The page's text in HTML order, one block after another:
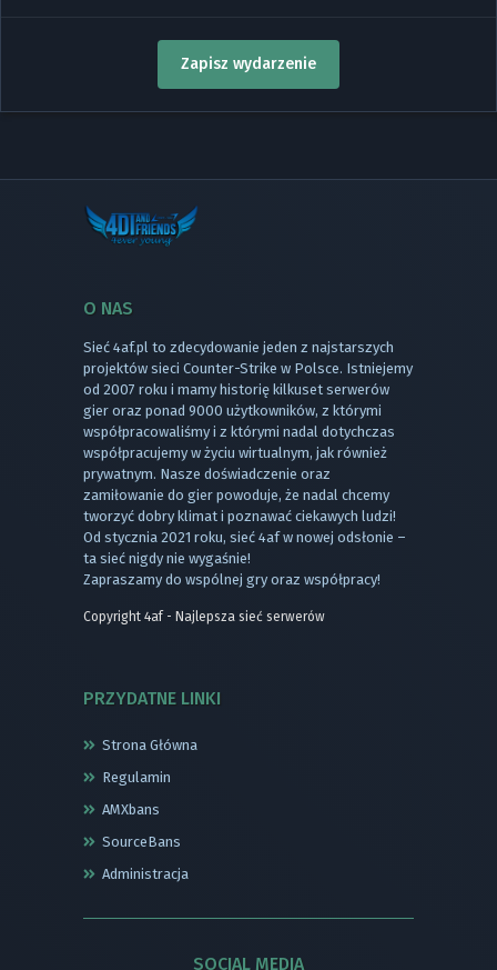
Zapisz wydarzenie
O NAS
Sieć 4af.pl to zdecydowanie jeden z najstarszych
projektów sieci Counter-Strike w Polsce. Istniejemy
od 2007 roku i mamy historię kilkuset serwerów
gier oraz ponad 9000 użytkowników, z którymi
współpracowaliśmy i z którymi nadal dotychczas
współpracujemy w życiu wirtualnym, jak również
prywatnym. Nasze doświadczenie oraz
zamiłowanie do gier powoduje, że nadal chcemy
tworzyć dobry klimat i poznawać ciekawych ludzi!
Od stycznia 2021 roku, sieć 4af w nowej odsłonie –
ta sieć nigdy nie wygaśnie!
Zapraszamy do wspólnej gry oraz współpracy!
Copyright 4af - Najlepsza sieć serwerów
PRZYDATNE LINKI
Strona Główna
Regulamin
AMXbans
SourceBans
Administracja
SOCIAL MEDIA